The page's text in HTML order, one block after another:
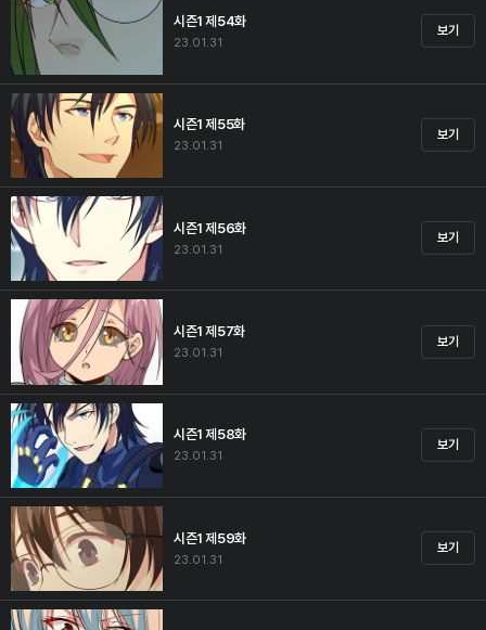
시즌1 제54화
23.01.31
보기
시즌1 제55화
23.01.31
보기
시즌1 제56화
23.01.31
보기
시즌1 제57화
23.01.31
보기
시즌1 제58화
23.01.31
보기
시즌1 제59화
23.01.31
보기